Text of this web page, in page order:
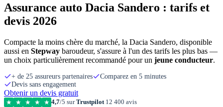
Assurance auto Dacia Sandero : tarifs et
devis 2026
Compacte la moins chère du marché, la Dacia Sandero, disponible
aussi en Stepway baroudeur, s'assure à l'un des tarifs les plus bas —
un choix particulièrement recommandé pour un jeune conducteur.
+ de 25 assureurs partenaires
Comparez en 5 minutes
Devis sans engagement
Obtenir un devis gratuit
★ ★ ★ ★ ★ 4,7/5 surTrustpilot12 400 avis